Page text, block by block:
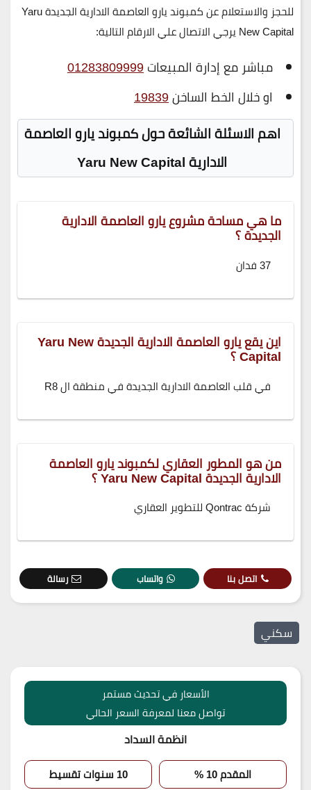
للحجز والاستعلام عن كمبوند يارو العاصمة الادارية الجديدة Yaru
New Capital يرجي الاتصال علي الارقام التالية
:
مباشر مع إدارة المبيعات01283809999
او خلال الخط الساخن19839
اهم الاسئلة الشائعة حول كمبوند يارو العاصمة
الادارية Yaru New Capital
ما هي مساحة مشروع يارو العاصمة الادارية
الجديدة ؟
37 فدان
اين يقع يارو العاصمة الادارية الجديدة Yaru New
Capital ؟
في قلب العاصمة الادارية الجديدة في منطقة ال R8
من هو المطور العقاري لكمبوند يارو العاصمة
الادارية الجديدة Yaru New Capital ؟
شركة Qontrac للتطوير العقاري
اتصل بنا واتساب رسالة
سكني
الأسعار في تحديث مستمر
تواصل معنا لمعرفة السعر الحالي
انظمة السداد
المقدم 10 % 10 سنوات تقسيط